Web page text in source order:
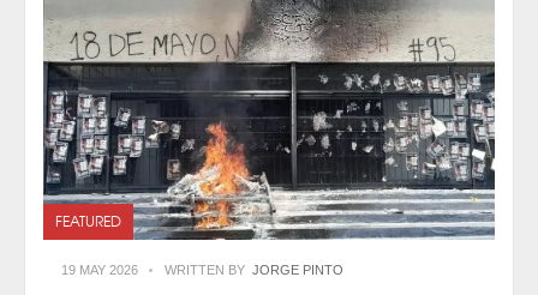
Eduardo Ramírez impulsa infraestructura educativa y programas
para el bienestar de Huixtla y Frontera Hidalgo
2026-07-31
NEI inicia cadena de cambios entre exigencias de
transparencia y más espacios
2026-07-31
Edmundo Lazos Zuart, nuevo presidente del Club
Juventudes de San Cristóbal construyen propuestas para un
festival con enfoque en salud mental, inclusión y talento
2026-07-31
Eduardo Ramírez impulsa infraestructura educativa y programas
para el bienestar de Huixtla y Frontera Hidalgo
2026-07-31
NEI inicia cadena de cambios entre exigencias de
transparencia y más espacios
FEATURED
19 MAY 2026 WRITTEN BY JORGE PINTO